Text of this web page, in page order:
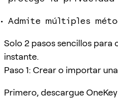
Admite múltiples
Solo 2 pasos sencillos para
instante.
Paso 1: Crear o importar
Primero, descargue